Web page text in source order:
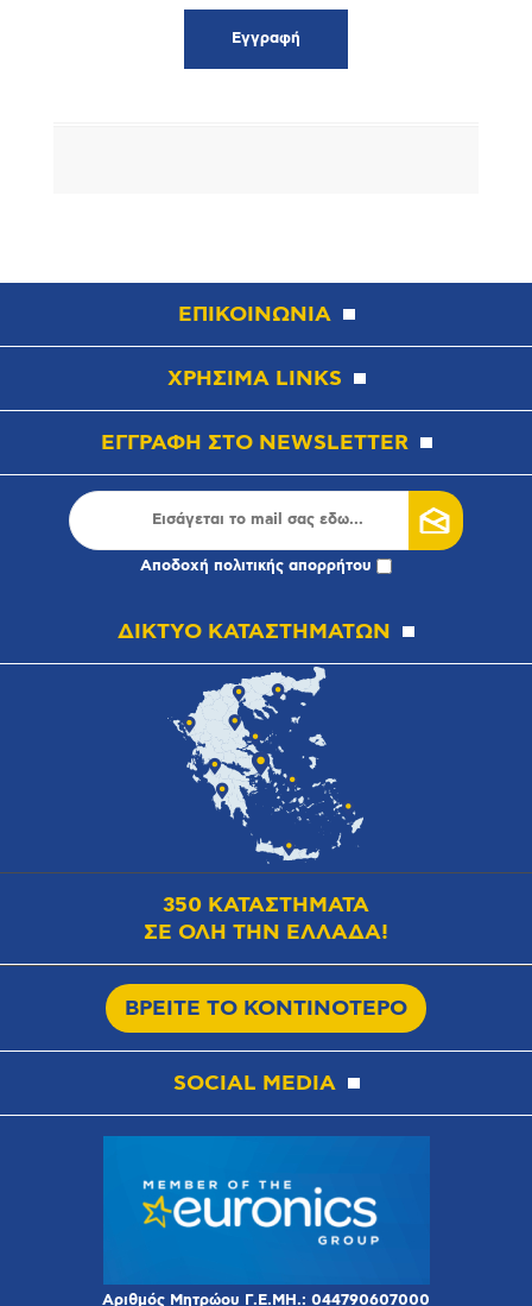
ΕΠΙΚΟΙΝΩΝΙΑ
ΧΡΗΣΙΜΑ LINKS
ΕΓΓΡΑΦΗ ΣΤΟ NEWSLETTER
Αποδοχή πολιτικής απορρήτου
ΔΙΚΤΥΟ ΚΑΤΑΣΤΗΜΑΤΩΝ
350 ΚΑΤΑΣΤΗΜΑΤΑ
ΣΕ ΟΛΗ ΤΗΝ ΕΛΛΑΔΑ!
ΒΡΕΙΤΕ ΤΟ ΚΟΝΤΙΝΟΤΕΡΟ
SOCIAL MEDIA